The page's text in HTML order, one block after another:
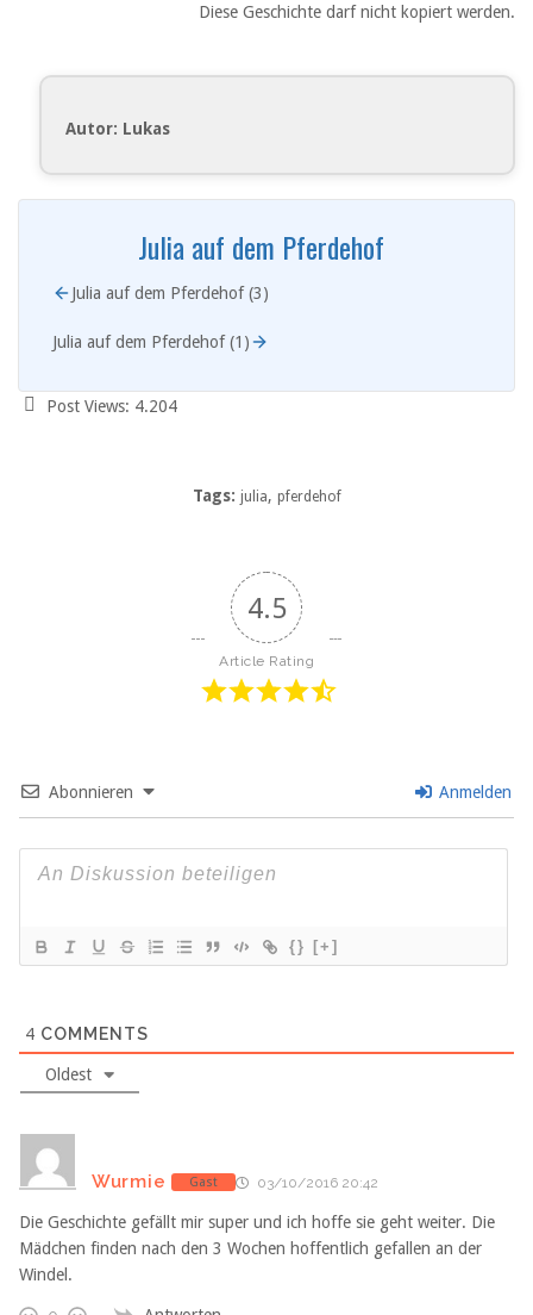
Diese Geschichte darf nicht kopiert werden.
Autor: Lukas
Julia auf dem Pferdehof
Julia auf dem Pferdehof (3)
Julia auf dem Pferdehof (1)
Post Views: 4.204
Tags: julia, pferdehof
4.5
Article Rating
Abonnieren Anmelden
{} [+]
4 COMMENTS
Oldest
Wurmie Gast 03/10/2016 20:42
Die Geschichte gefällt mir super und ich hoffe sie geht weiter. Die
Mädchen finden nach den 3 Wochen hoffentlich gefallen an der
Windel.